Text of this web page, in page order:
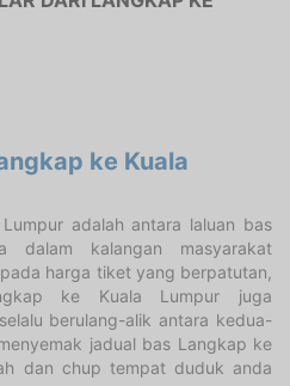
ke Kuala
adalah antara laluan bas
dalam kalangan masyarakat
harga tiket yang berpatutan,
ke Kuala Lumpur juga
berulang-alik antara kedua-
jadual bas Langkap ke
dan chup tempat duduk anda